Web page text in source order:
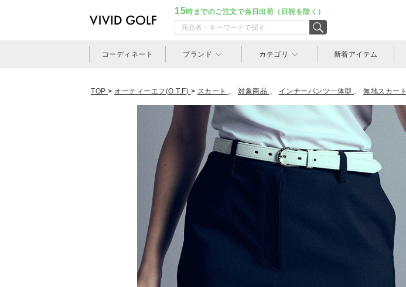
15時までのご注文で当日出荷（日祝を除く）
コーディネート ブランド カテゴリ 新着アイテム
TOP > オーティーエフ(O.T.F) > スカート 、 対象商品 、 インナーパンツ一体型 、 無地スカート